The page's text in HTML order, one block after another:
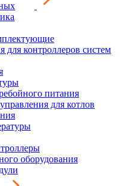
для контроллеров систем
питания
для котлов
оборудования